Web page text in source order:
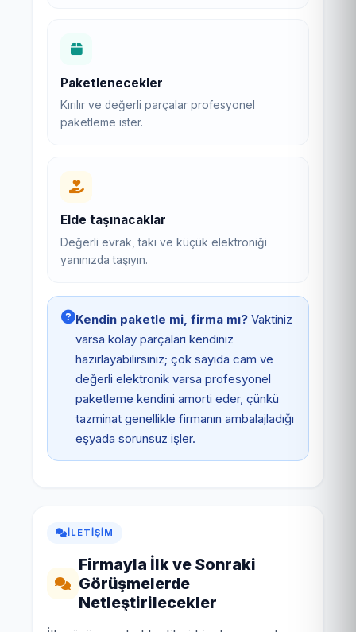
Paketlenecekler
Kırılır ve değerli parçalar profesyonel
paketleme ister.
Elde taşınacaklar
Değerli evrak, takı ve küçük elektroniği
yanınızda taşıyın.
Kendin paketle mi, firma mı? Vaktiniz
varsa kolay parçaları kendiniz
hazırlayabilirsiniz; çok sayıda cam ve
değerli elektronik varsa profesyonel
paketleme kendini amorti eder, çünkü
tazminat genellikle firmanın ambalajladığı
eşyada sorunsuz işler.
İLETIŞIM
Firmayla İlk ve Sonraki
Görüşmelerde
Netleştirilecekler